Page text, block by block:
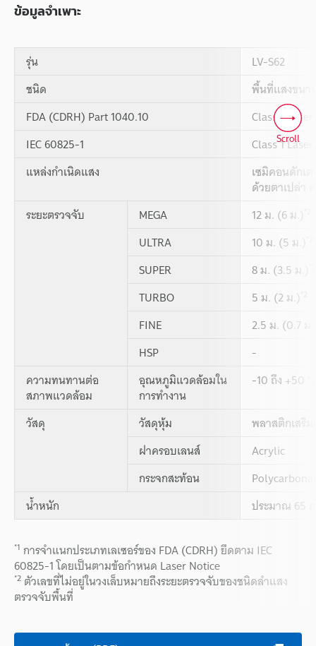
ข้อมูลจำเพาะ
รุ่น
LV-S62
ชนิด
พื้นที่แสงขนา
FDA (CDRH) Part 1040.10
Class 1
IEC 60825-1
Class 1
แหล่งกำเนิดแสง
เซมิคอนดักเ
ด้วยตาเปล่า
ระยะตรวจจับ
MEGA 12 ม. (6 ม.)
ULTRA 10 ม. (5 ม.)
SUPER 8 ม. (3.5 ม.)
TURBO 5 ม. (2 ม.)
FINE
2.5 ม. (0.7 ม
HSP
-
ความทนทานต่อ
สภาพแวดล้อม
อุณหภูมิแวดล้อมใน
การทำงาน
-10 ถึง +50
วัสดุ วัสดุหุ้ม
พลาสติกเสริ
ฝาครอบเลนส์
Acrylic
กระจกสะท้อน
น้ำหนัก
ประมาณ 65
*1 การจำแนกประเภทเลเซอร์ของ FDA (CDRH) ยึดตาม IEC
60825-1 โดยเป็นตามข้อกำหนด Laser Notice
*2 ตัวเลขที่ไม่อยู่ในวงเล็บหมายถึงระยะตรวจจับของชนิดลำแสง
ตรวจจับพื้นที่
Scroll